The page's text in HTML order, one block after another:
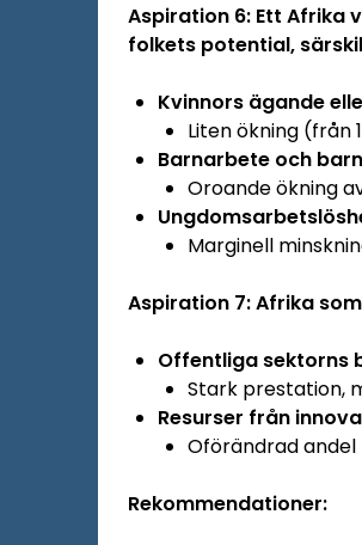
Aspiration 6: Ett Afrika
folkets potential,
Kvinnors ägande
Liten ökning (från
Barnarbete och
Oroande ökning
Marginell
Aspiration 7: Afrika
Offentliga sektorns
Stark prestation,
Resurser från
Oförändrad andel
Rekommendationer: